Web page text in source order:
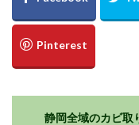
静岡全域のカビ取